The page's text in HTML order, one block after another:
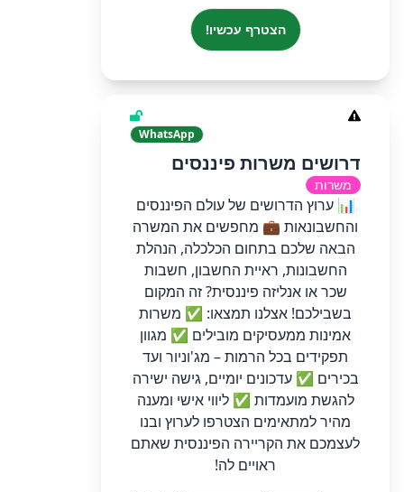
הצטרף עכשיו!
WhatsApp
דרושים משרות פיננסים
משרות
📊 ערוץ הדרושים של עולם הפיננסים
והחשבונאות 💼 מחפשים את המשרה
הבאה שלכם בתחום הכלכלה, הנהלת
החשבונות, ראיית החשבון, חשבות
שכר או אנליזה פיננסית? זה המקום
בשבילכם! אצלנו תמצאו: ✅ משרות
אמינות ממעסיקים מובילים ✅ מגוון
תפקידים בכל הרמות – מג'וניור ועד
בכירים ✅ עדכונים יומיים, גישה ישירה
להגשת מועמדות ✅ ליווי אישי ומענה
מהיר למתאימים הצטרפו לערוץ ובנו
לעצמכם את הקריירה הפיננסית שאתם
ראויים לה!